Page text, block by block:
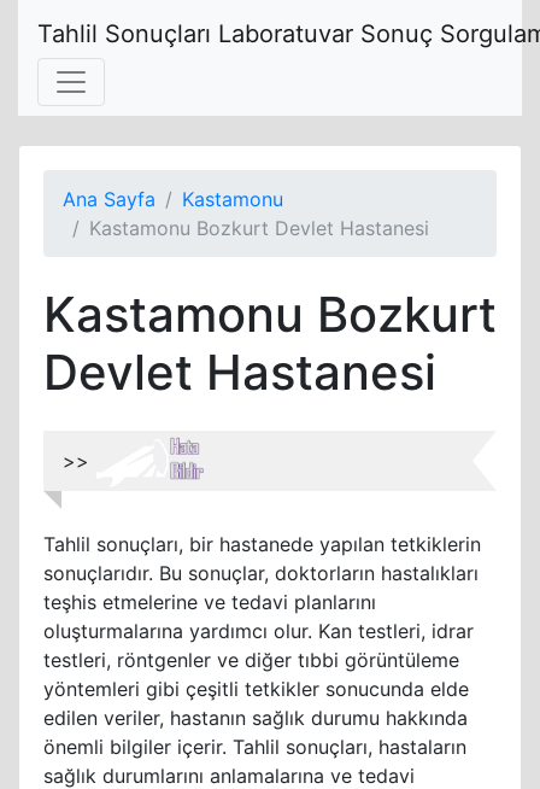
Tahlil Sonuçları Laboratuvar Sonuç
Ana Sayfa
Kastamonu
Kastamonu Bozkurt Devlet Hastanesi
Kastamonu Bozkurt
Devlet Hastanesi
>>
Tahlil sonuçları, bir hastanede yapılan tetkiklerin
sonuçlarıdır. Bu sonuçlar, doktorların hastalıkları
teşhis etmelerine ve tedavi planlarını
oluşturmalarına yardımcı olur. Kan testleri, idrar
testleri, röntgenler ve diğer tıbbi görüntüleme
yöntemleri gibi çeşitli tetkikler sonucunda elde
edilen veriler, hastanın sağlık durumu hakkında
önemli bilgiler içerir. Tahlil sonuçları, hastaların
sağlık durumlarını anlamalarına ve tedavi